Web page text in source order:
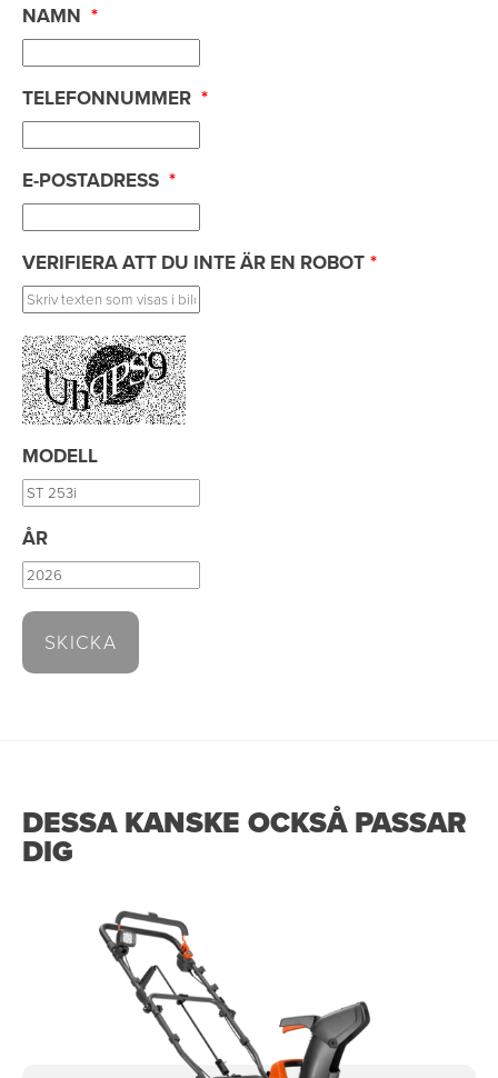
NAMN *
TELEFONNUMMER *
E-POSTADRESS *
VERIFIERA ATT DU INTE ÄR EN ROBOT*
MODELL
ÅR
DESSA KANSKE OCKSÅ PASSAR
DIG